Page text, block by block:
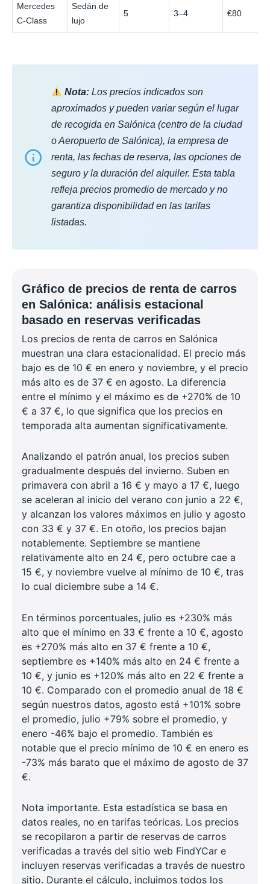
Mercedes
C-Class
Sedán de
lujo
5 3–4 €80
Nota: Los precios indicados son
aproximados y pueden variar según el lugar
de recogida en Salónica (centro de la ciudad
o Aeropuerto de Salónica), la empresa de
renta, las fechas de reserva, las opciones de
seguro y la duración del alquiler. Esta tabla
refleja precios promedio de mercado y no
garantiza disponibilidad en las tarifas
listadas.
Gráfico de precios de renta de carros
en Salónica: análisis estacional
basado en reservas verificadas
Los precios de renta de carros en Salónica
muestran una clara estacionalidad. El precio más
bajo es de 10 € en enero y noviembre, y el precio
más alto es de 37 € en agosto. La diferencia
entre el mínimo y el máximo es de +270% de 10
€ a 37 €, lo que significa que los precios en
temporada alta aumentan significativamente.
Analizando el patrón anual, los precios suben
gradualmente después del invierno. Suben en
primavera con abril a 16 € y mayo a 17 €, luego
se aceleran al inicio del verano con junio a 22 €,
y alcanzan los valores máximos en julio y agosto
con 33 € y 37 €. En otoño, los precios bajan
notablemente. Septiembre se mantiene
relativamente alto en 24 €, pero octubre cae a
15 €, y noviembre vuelve al mínimo de 10 €, tras
lo cual diciembre sube a 14 €.
En términos porcentuales, julio es +230% más
alto que el mínimo en 33 € frente a 10 €, agosto
es +270% más alto en 37 € frente a 10 €,
septiembre es +140% más alto en 24 € frente a
10 €, y junio es +120% más alto en 22 € frente a
10 €. Comparado con el promedio anual de 18 €
según nuestros datos, agosto está +101% sobre
el promedio, julio +79% sobre el promedio, y
enero -46% bajo el promedio. También es
notable que el precio mínimo de 10 € en enero es
-73% más barato que el máximo de agosto de 37
€.
Nota importante. Esta estadística se basa en
datos reales, no en tarifas teóricas. Los precios
se recopilaron a partir de reservas de carros
verificadas a través del sitio web FindYCar e
incluyen reservas verificadas a través de nuestro
sitio. Durante el cálculo, incluimos todos los